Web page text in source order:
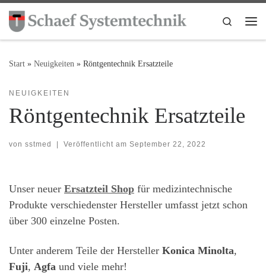
Zum Inhalt springen
Search
Start » Neuigkeiten » Röntgentechnik Ersatzteile
NEUIGKEITEN
Röntgentechnik Ersatzteile
von sstmed | Veröffentlicht am September 22, 2022
Unser neuer Ersatzteil Shop für medizintechnische
Produkte verschiedenster Hersteller umfasst jetzt schon
über 300 einzelne Posten.
Unter anderem Teile der Hersteller Konica Minolta,
Fuji, Agfa und viele mehr!